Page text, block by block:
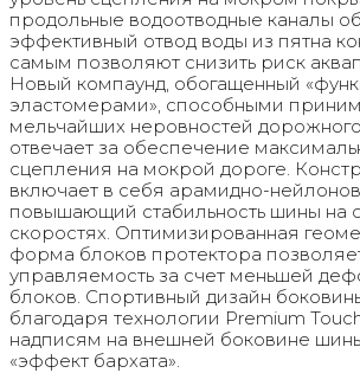
продольные водоотводные каналы
эффективный отвод воды из пятна
самым позволяют снизить риск
Новый компаунд, обогащенный
эластомерами», способными
мельчайших неровностей
отвечает за обеспечение
сцепления на мокрой дороге.
включает в себя арамидно-
повышающий стабильность шины на
скоростях. Оптимизированная
форма блоков протектора
управляемость за счет меньшей
блоков. Спортивный дизайн
благодаря технологии Premium
надписям на внешней боковине
«эффект бархата».